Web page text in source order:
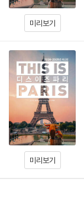
미리보기
미리보기